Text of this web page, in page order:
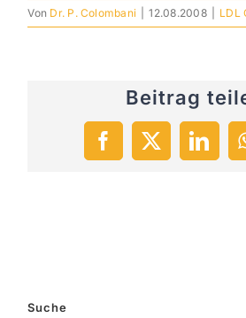
Von Dr. P. Colombani 12.08.2008 LDL
Beitrag
Facebook
X
Suche